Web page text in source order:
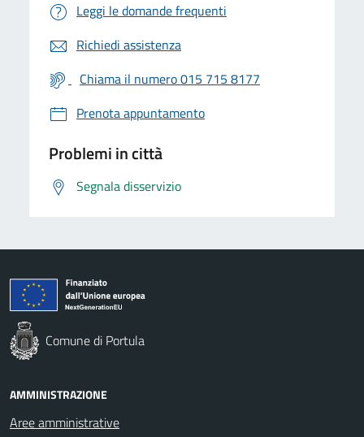
Leggi le domande frequenti
Richiedi assistenza
Chiama il numero 015 715 8177
Prenota appuntamento
Problemi in città
Segnala disservizio
Comune di Portula
AMMINISTRAZIONE
Aree amministrative